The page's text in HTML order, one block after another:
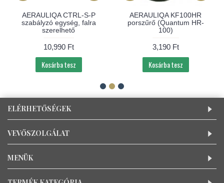
AERAULIQA CTRL-S-P
szabályzó egység, falra
szerelhető
10,990 Ft
Kosárba tesz
AERAULIQA KF100HR
porszűrő (Quantum HR-
100)
3,190 Ft
Kosárba tesz
ELÉRHETŐSÉGEK
VEVŐSZOLGÁLAT
MENÜK